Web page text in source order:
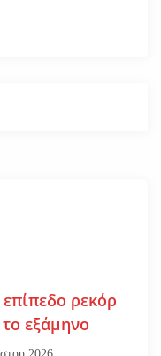
ρεκόρ
εξάμηνο